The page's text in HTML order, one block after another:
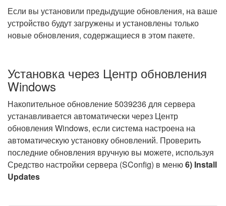
Если вы установили предыдущие обновления, на ваше
устройство будут загружены и установлены только
новые обновления, содержащиеся в этом пакете.
Установка через Центр обновления
Windows
Накопительное обновление 5039236 для сервера
устанавливается автоматически через Центр
обновления Windows, если система настроена на
автоматическую установку обновлений. Проверить
последние обновления вручную вы можете, используя
Средство настройки сервера (SConfig) в меню6) Install
Updates